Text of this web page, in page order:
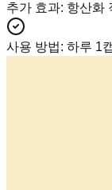
추가 효과: 항산화
사용 방법: 하루 1